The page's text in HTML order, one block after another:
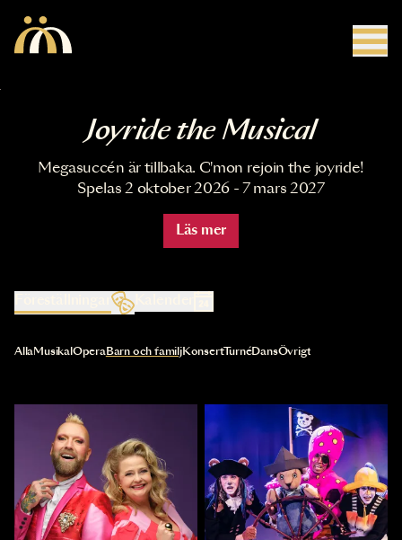
Joyride the Musical
Megasuccén är tillbaka. C'mon rejoin the joyride!
Spelas 2 oktober 2026 - 7 mars 2027
Läs mer
Kalender
Val av kategori uppdaterar innehållet automatiskt
AllaMusikal OperaBarn och familjKonsertTurnéDansÖvrigt